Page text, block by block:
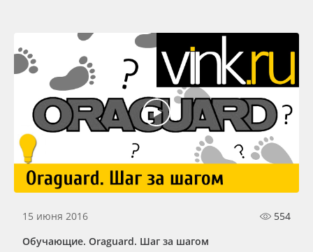
15 июня 2016
554
Обучающие. Oraguard. Шаг за шагом